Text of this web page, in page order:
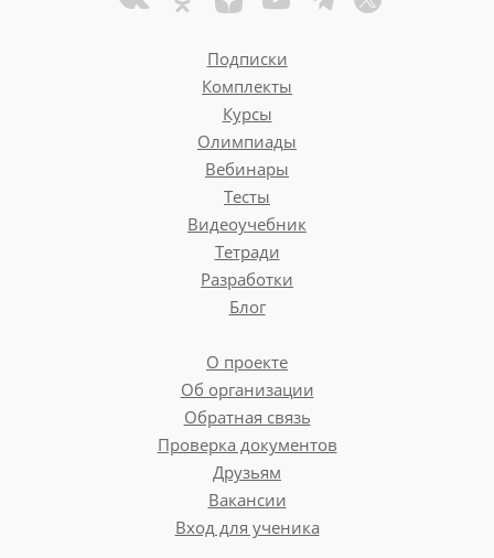
Подписки
Комплекты
Курсы
Олимпиады
Вебинары
Тесты
Видеоучебник
Тетради
Разработки
Блог
О проекте
Об организации
Обратная связь
Проверка документов
Друзьям
Вакансии
Вход для ученика